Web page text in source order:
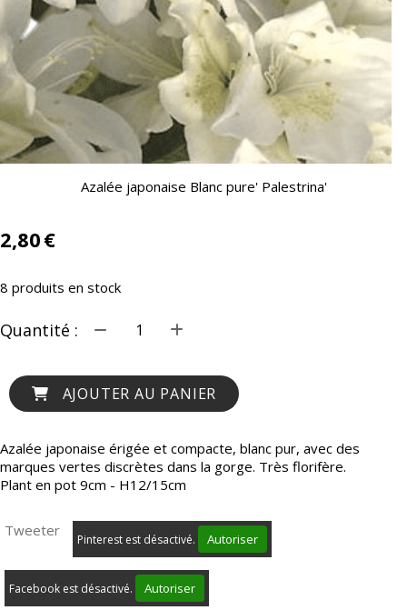
Azalée japonaise Blanc pure' Palestrina'
2,80€
8 produits en stock
Quantité :
AJOUTER AU PANIER
Azalée japonaise érigée et compacte, blanc pur, avec des
marques vertes discrètes dans la gorge. Très florifère.
Plant en pot 9cm - H12/15cm
Tweeter
Pinterest est désactivé. Autoriser
Facebook est désactivé. Autoriser